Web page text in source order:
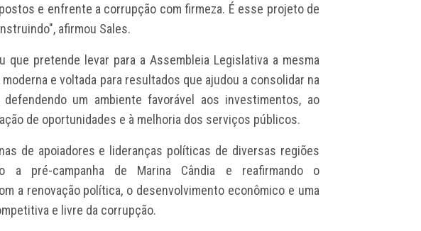
e enfrente a corrupção com firmeza. É esse projeto de
afirmou Sales.
que pretende levar para a Assembleia Legislativa a mesma
e voltada para resultados que ajudou a consolidar na
um ambiente favorável aos investimentos, ao
de oportunidades e à melhoria dos serviços públicos.
de apoiadores e lideranças políticas de diversas regiões
a pré-campanha de Marina Cândia e reafirmando o
a renovação política, o desenvolvimento econômico e uma
e livre da corrupção.